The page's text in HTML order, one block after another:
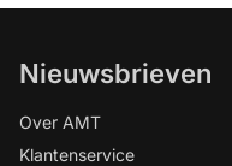
Nieuwsbrieven
Over AMT
Klantenservice